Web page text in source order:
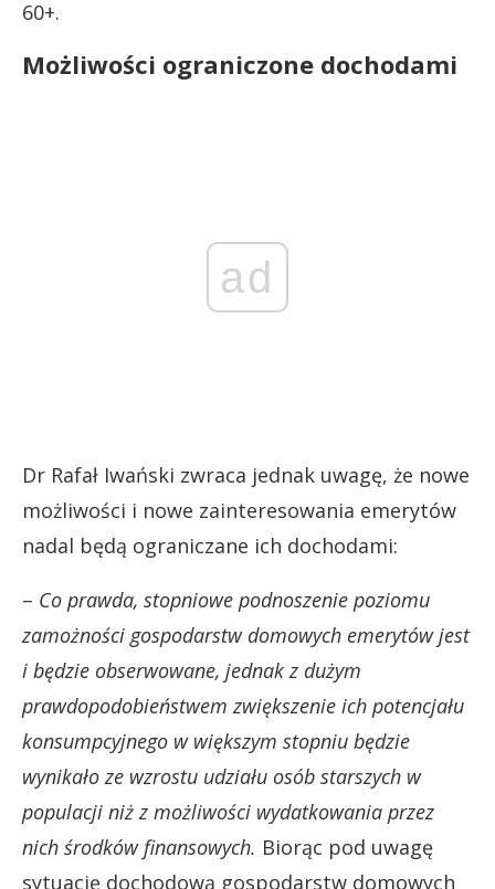
60+.
Możliwości ograniczone dochodami
ad
Dr Rafał Iwański zwraca jednak uwagę, że nowe
możliwości i nowe zainteresowania emerytów
nadal będą ograniczane ich dochodami:
– Co prawda, stopniowe podnoszenie poziomu
zamożności gospodarstw domowych emerytów jest
i będzie obserwowane, jednak z dużym
prawdopodobieństwem zwiększenie ich potencjału
konsumpcyjnego w większym stopniu będzie
wynikało ze wzrostu udziału osób starszych w
populacji niż z możliwości wydatkowania przez
nich środków finansowych. Biorąc pod uwagę
sytuację dochodową gospodarstw domowych